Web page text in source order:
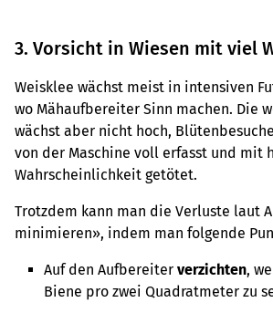
3. Vorsicht in Wiesen mit viel
Weisklee wächst meist in intensiven
wo Mähaufbereiter Sinn machen. Die
wächst aber nicht hoch,
von der Maschine voll erfasst und mit
Wahrscheinlichkeit getötet.
Trotzdem kann man die Verluste laut
minimieren», indem man folgende
Auf den Aufbereiter verzichten,
Biene pro zwei Quadratmeter zu